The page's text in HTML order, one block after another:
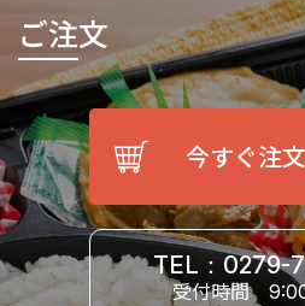
ご注文
今すぐ注
TEL：0279-
受付時間